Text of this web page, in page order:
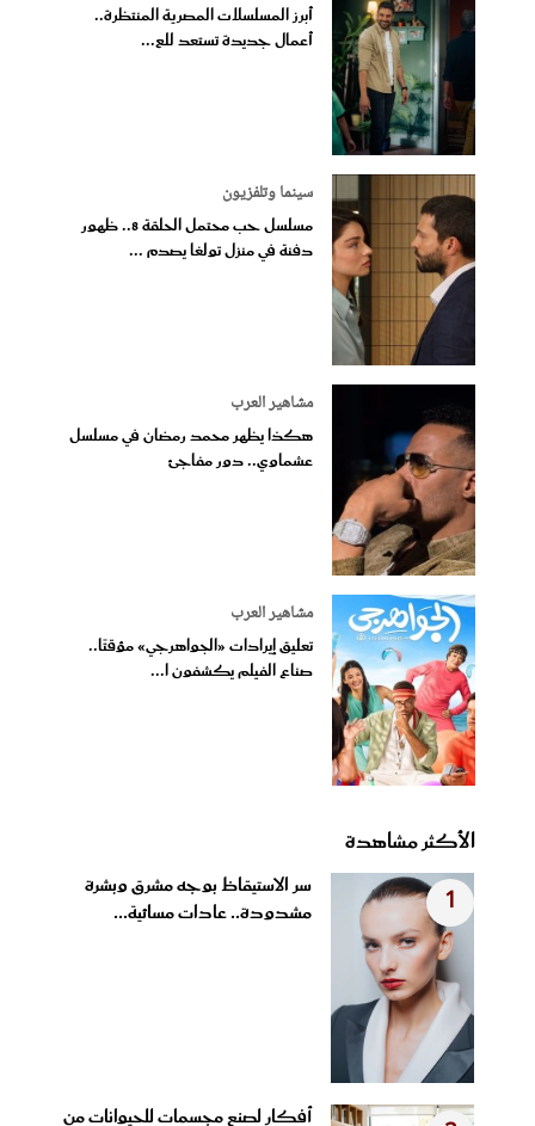
أبرز المسلسلات المصرية المنتظرة..
أعمال جديدة تستعد للع...
سينما وتلفزيون
مسلسل حب محتمل الحلقة 8.. ظهور
دفنة في منزل تولغا يصدم ...
مشاهير العرب
هكذا يظهر محمد رمضان في مسلسل
عشماوي.. دور مفاجئ
مشاهير العرب
تعليق إيرادات «الجواهرجي» مؤقتًا..
صناع الفيلم يكشفون ا...
الأكثر مشاهدة
1
سر الاستيقاظ بوجه مشرق وبشرة
مشدودة.. عادات مسائية...
أفكار لصنع مجسمات للحيوانات من